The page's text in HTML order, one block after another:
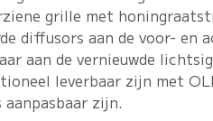
grille met
diffusors aan de voor- en
aan de vernieuwde
leverbaar zijn met
zijn.